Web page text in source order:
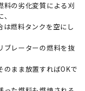
料の劣化変質による刈
は燃料タンクを空にし
ブレーターの燃料を抜
のまま放置すればOKで